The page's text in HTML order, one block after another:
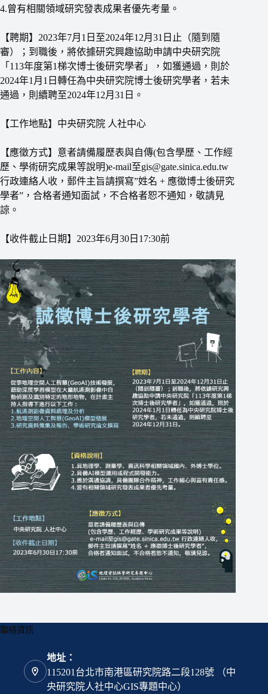
4.曾有相關領域研究發表成果者優先考量。
【聘期】2023年7月1日至2024年12月31日止（隨到隨
審）；到職後，將依據研究興趣協助申請中央研究院
「113年度第1梯次博士後研究學者」，如獲通過，則於
2024年1月1日轉任為中央研究院博士後研究學者，若未
通過，則續聘至2024年12月31日。
【工作地點】中央研究院 人社中心
【應徵方式】意者請備履歷表與自傳(包含學歷、工作經
歷、學術研究成果等說明)e-mail至gis@gate.sinica.edu.tw
行政連絡人收，郵件主旨請撰寫”姓名 + 應徵博士後研究
學者”，合格者通知面試，不合格者恕不通知，敬請見
諒。
【收件截止日期】2023年6月30日17:30前
聯絡資訊
地址：
115201台北市南港區研究院路二段128號 （中
央研究院人社中心GIS專題中心）